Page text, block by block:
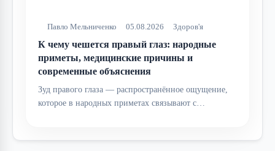
Павло Мельниченко 05.08.2026 Здоров'я
К чему чешется правый глаз: народные
приметы, медицинские причины и
современные объяснения
Зуд правого глаза — распространённое ощущение,
которое в народных приметах связывают с…